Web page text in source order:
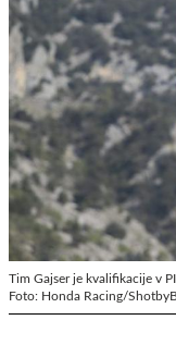
Tim Gajser je kvalifikacije v
Foto: Honda Racing/